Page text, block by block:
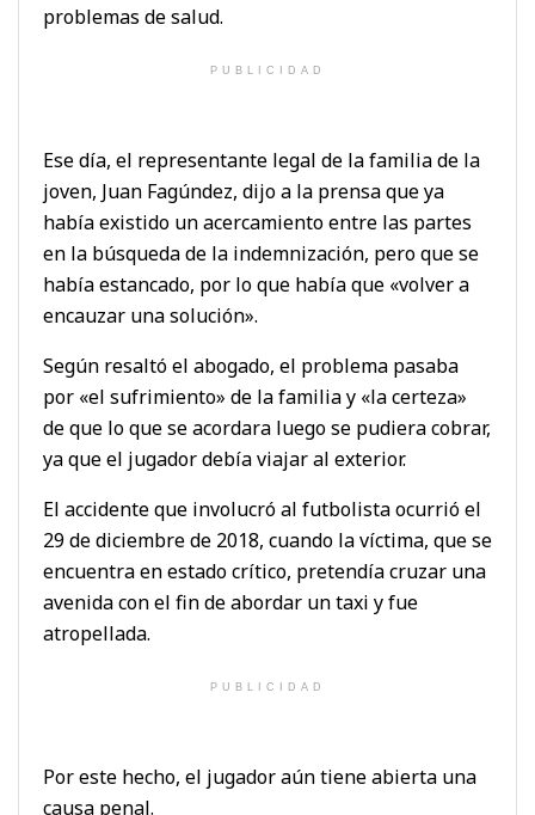
problemas de salud.
PUBLICIDAD
Ese día, el representante legal de la familia de la
joven, Juan Fagúndez, dijo a la prensa que ya
había existido un acercamiento entre las partes
en la búsqueda de la indemnización, pero que se
había estancado, por lo que había que «volver a
encauzar una solución».
Según resaltó el abogado, el problema pasaba
por «el sufrimiento» de la familia y «la certeza»
de que lo que se acordara luego se pudiera cobrar,
ya que el jugador debía viajar al exterior.
El accidente que involucró al futbolista ocurrió el
29 de diciembre de 2018, cuando la víctima, que se
encuentra en estado crítico, pretendía cruzar una
avenida con el fin de abordar un taxi y fue
atropellada.
PUBLICIDAD
Por este hecho, el jugador aún tiene abierta una
causa penal.